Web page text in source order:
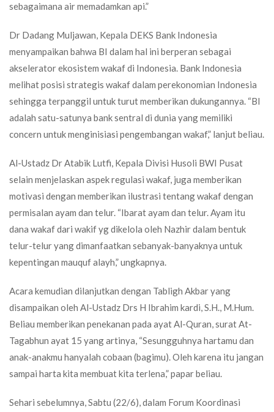
sebagaimana air memadamkan api.”
Dr Dadang Muljawan, Kepala DEKS Bank Indonesia
menyampaikan bahwa BI dalam hal ini berperan sebagai
akselerator ekosistem wakaf di Indonesia. Bank Indonesia
melihat posisi strategis wakaf dalam perekonomian Indonesia
sehingga terpanggil untuk turut memberikan dukungannya. “BI
adalah satu-satunya bank sentral di dunia yang memiliki
concern untuk menginisiasi pengembangan wakaf,” lanjut beliau.
Al-Ustadz Dr Atabik Lutfi, Kepala Divisi Husoli BWI Pusat
selain menjelaskan aspek regulasi wakaf, juga memberikan
motivasi dengan memberikan ilustrasi tentang wakaf dengan
permisalan ayam dan telur. “Ibarat ayam dan telur. Ayam itu
dana wakaf dari wakif yg dikelola oleh Nazhir dalam bentuk
telur-telur yang dimanfaatkan sebanyak-banyaknya untuk
kepentingan mauquf alayh,” ungkapnya.
Acara kemudian dilanjutkan dengan Tabligh Akbar yang
disampaikan oleh Al-Ustadz Drs H Ibrahim kardi, S.H., M.Hum.
Beliau memberikan penekanan pada ayat Al-Quran, surat At-
Tagabhun ayat 15 yang artinya, “Sesungguhnya hartamu dan
anak-anakmu hanyalah cobaan (bagimu). Oleh karena itu jangan
sampai harta kita membuat kita terlena,” papar beliau.
Sehari sebelumnya, Sabtu (22/6), dalam Forum Koordinasi